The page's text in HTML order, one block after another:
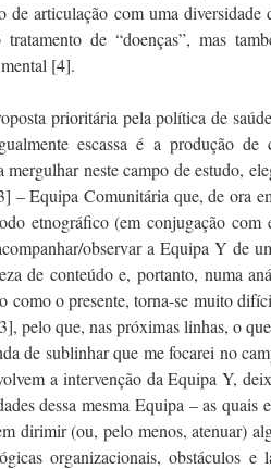
de articulação com uma diversidade
de “doenças”, mas
[4].
prioritária pela política de
escassa é a produção de
neste campo de estudo,
– Equipa Comunitária que, de ora
etnográfico (em conjugação com
observar a Equipa Y de
de conteúdo e, portanto, numa
como o presente, torna-se muito
pelo que, nas próximas linhas, o
de sublinhar que me focarei no
a intervenção da Equipa Y,
dessa mesma Equipa – as quais
dirimir (ou, pelo menos, atenuar)
organizacionais, obstáculos e